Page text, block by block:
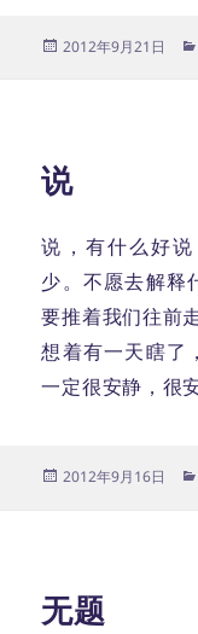
发
2012年9月21日
说
说，有什么好
少。不愿去解释
要推着我们往前
想着有一天瞎了
一定很安静，很
发
2012年9月16日
无题